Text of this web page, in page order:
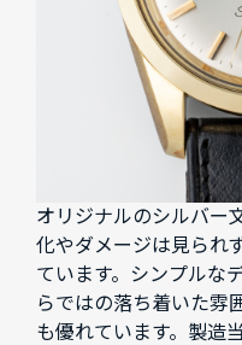
オリジナルのシルバー
化やダメージは見られ
ています。シンプルな
らではの落ち着いた雰
も優れています。製造